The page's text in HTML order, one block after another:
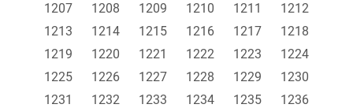
1207
1208 1209 1210 1211
1212
1213
1214 1215 1216 1217
1218
1219
1220 1221 1222 1223
1224
1225
1226 1227 1228 1229
1230
1231
1232 1233 1234 1235
1236